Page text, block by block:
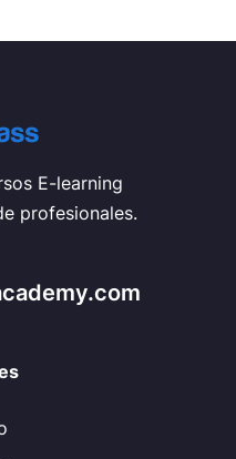
E-learning
profesionales.